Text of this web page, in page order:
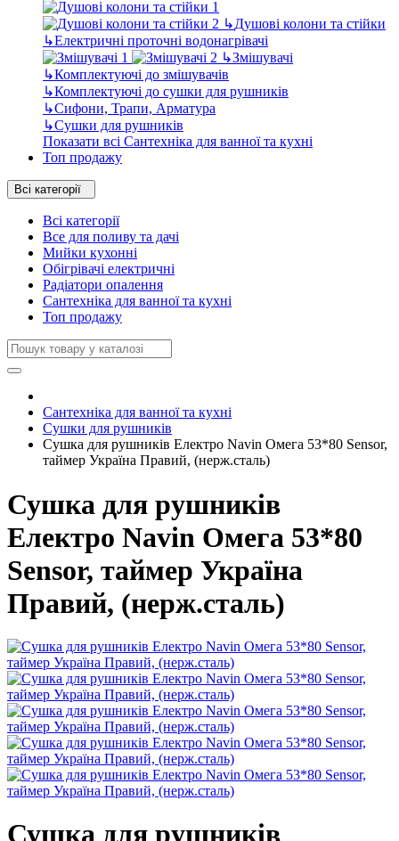
↳Душові колони та стійки
↳Електричні проточні водонагрівачі
↳Змішувачі
↳Комплектуючі до змішувачів
↳Комплектуючі до сушки для рушників
↳Сифони, Трапи, Арматура
↳Сушки для рушників
Показати всі Сантехніка для ванної та кухні
Топ продажу
Всі категорії
Всі категорії
Все для поливу та дачі
Мийки кухонні
Обігрівачі електричні
Радіатори опалення
Сантехніка для ванної та кухні
Топ продажу
Сантехніка для ванної та кухні
Сушки для рушників
Сушка для рушників Електро Navin Омега 53*80 Sensor,
таймер Україна Правий, (нерж.сталь)
Сушка для рушників
Електро Navin Омега 53*80
Sensor, таймер Україна
Правий, (нерж.сталь)
Сушка для рушників